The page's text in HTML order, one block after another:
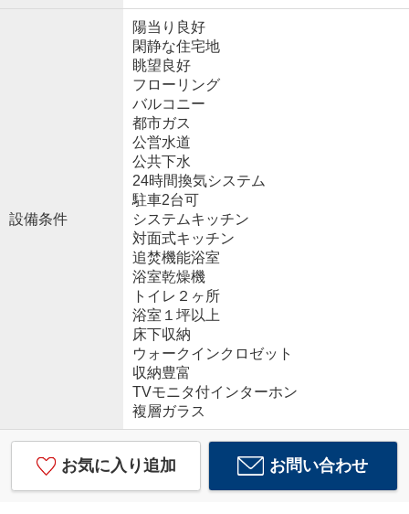
設備条件
陽当り良好
閑静な住宅地
眺望良好
フローリング
バルコニー
都市ガス
公営水道
公共下水
24時間換気システム
駐車2台可
システムキッチン
対面式キッチン
追焚機能浴室
浴室乾燥機
トイレ２ヶ所
浴室１坪以上
床下収納
ウォークインクロゼット
収納豊富
TVモニタ付インターホン
複層ガラス
お気に入り追加 お問い合わせ